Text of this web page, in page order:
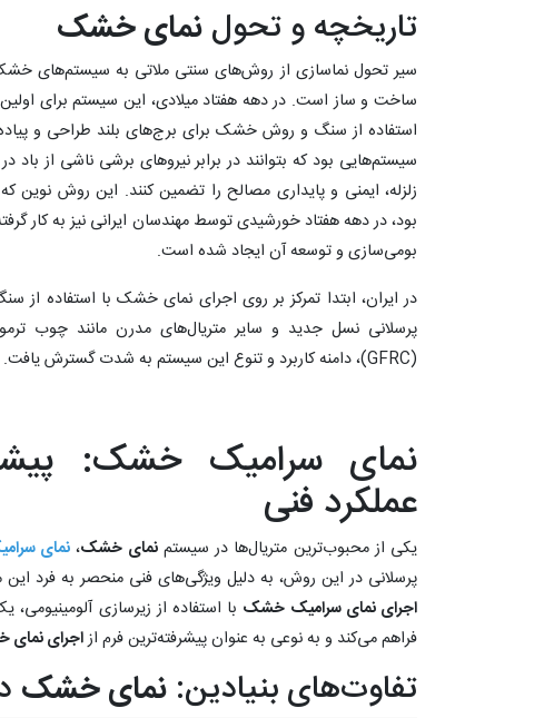
تاریخچه و تحولنمای خشک
سیر تحول نماسازی از روش‌های سنتی ملاتی به سیستم‌های
ساخت و ساز است. در دهه هفتاد میلادی، این سیستم برای اولین
استفاده از سنگ و روش خشک برای برج‌های بلند طراحی و
سیستم‌هایی بود که بتوانند در برابر نیروهای برشی ناشی از باد
زلزله، ایمنی و پایداری مصالح را تضمین کنند. این روش نوین
بود، در دهه هفتاد خورشیدی توسط مهندسان ایرانی نیز به کار
بومی‌سازی و توسعه آن ایجاد شده است.
در ایران، ابتدا تمرکز بر روی اجرای نمای خشک با استفاده از
پرسلانی نسل جدید و سایر متریال‌های مدرن مانند چوب
(GFRC)، دامنه کاربرد و تنوع این سیستم به شدت گسترش یافت.
نمای سرامیک خشک:
عملکرد فنی
یکی از محبوب‌ترین متریال‌ها در سیستمنمای خشک، نمای
پرسلانی در این روش، به دلیل ویژگی‌های فنی منحصر به فرد این
اجرای نمای سرامیک خشک با استفاده از زیرسازی
فراهم می‌کند و به نوعی به عنوان پیشرفته‌ترین فرم ازاجرای
تفاوت‌های بنیادین: نمای خشک